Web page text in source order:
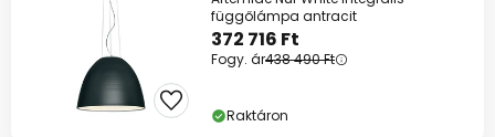
függőlámpa antracit
372 716 Ft
Fogy. ár438 490 Ft
Raktáron